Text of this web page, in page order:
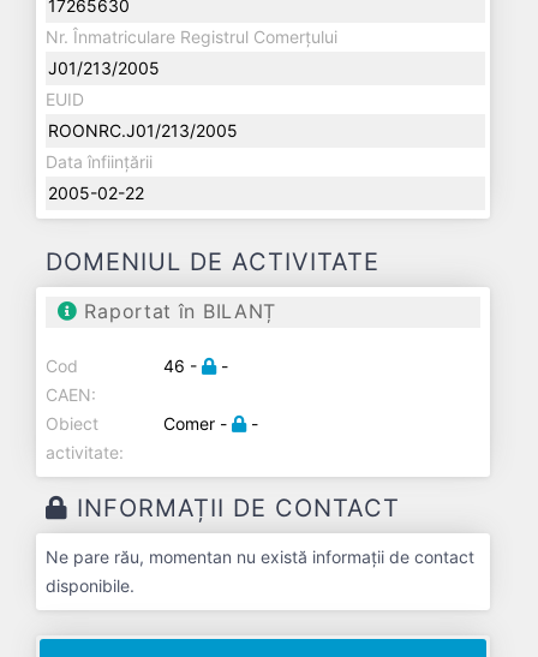
17265630
Nr. Înmatriculare Registrul Comerțului
J01/213/2005
EUID
ROONRC.J01/213/2005
Data înființării
2005-02-22
DOMENIUL DE ACTIVITATE
Raportat în BILANȚ
Cod
CAEN:
46 - -
Obiect
activitate:
Comer - -
INFORMAȚII DE CONTACT
Ne pare rău, momentan nu există informații de contact
disponibile.